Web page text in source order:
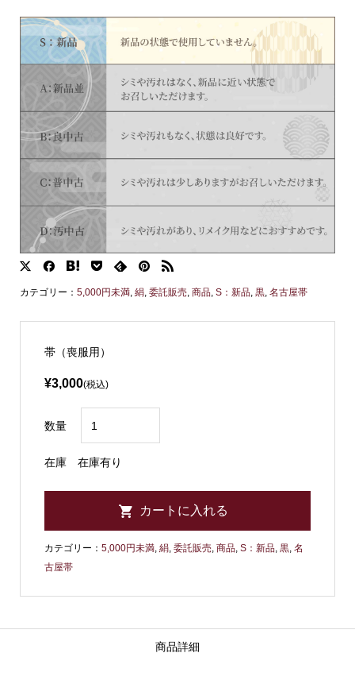
カテゴリー： 5,000円未満, 絹, 委託販売, 商品, S：新品, 黒, 名古屋帯
帯（喪服用）
¥3,000(税込)
数量
在庫 在庫有り
カテゴリー： 5,000円未満, 絹, 委託販売, 商品, S：新品, 黒, 名
古屋帯
商品詳細